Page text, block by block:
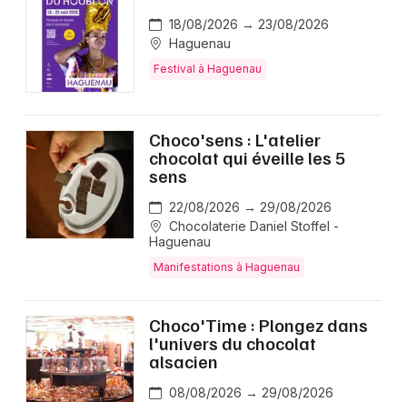
18/08/2026 → 23/08/2026
Haguenau
Festival à Haguenau
Choco'sens : L'atelier
chocolat qui éveille les 5
sens
22/08/2026 → 29/08/2026
Chocolaterie Daniel Stoffel -
Haguenau
Manifestations à Haguenau
Choco'Time : Plongez dans
l'univers du chocolat
alsacien
08/08/2026 → 29/08/2026